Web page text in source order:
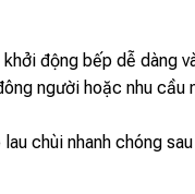
động bếp dễ dàng
người hoặc nhu
chùi nhanh chóng